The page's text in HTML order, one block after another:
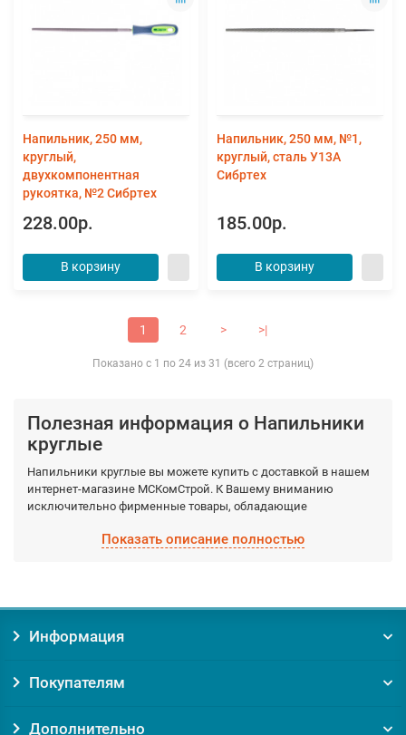
Напильник, 250 мм,
круглый,
двухкомпонентная
рукоятка, №2 Сибртех
228.00р.
В корзину
Напильник, 250 мм, №1,
круглый, сталь У13А
Сибртех
185.00р.
В корзину
1 2 > >|
Показано с 1 по 24 из 31 (всего 2 страниц)
Полезная информация о Напильники
круглые
Напильники круглые вы можете купить с доставкой в нашем
интернет-магазине МСКомСтрой. К Вашему вниманию
исключительно фирменные товары, обладающие
фабрично из качественных материалов. Выберите
Заказывая товар Напильники круглые у нас, вы получаете:
Гарантию на товар от производителя;
обслуживания Напильники круглые;
Показать описание полностью
Информация
Покупателям
Дополнительно